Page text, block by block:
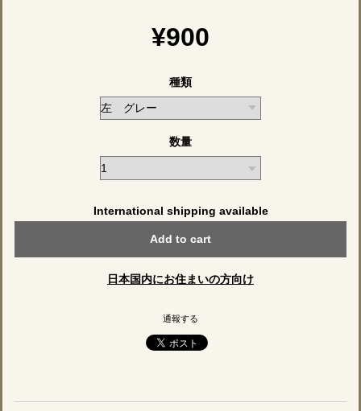
¥900
種類
数量
International shipping available
Add to cart
日本国内にお住まいの方向け
通報する